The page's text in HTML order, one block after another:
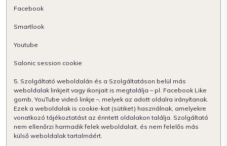
Facebook
Smartlook
Youtube
Salonic session cookie
5. Szolgáltató weboldalán és a Szolgáltatáson belül más
weboldalak linkjeit vagy ikonjait is megtalálja – pl. Facebook Like
gomb, YouTube videó linkje –, melyek az adott oldalra irányítanak.
Ezek a weboldalak is cookie-kat (sütiket) használnak, amelyekre
vonatkozó tájékoztatást az érintett oldalakon találja. Szolgáltató
nem ellenőrzi harmadik felek weboldalait, és nem felelős más
külső weboldalak tartalmáért.